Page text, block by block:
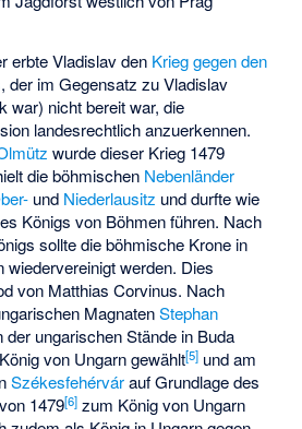
erbte Vladislav den Krieg gegen den
, der im Gegensatz zu Vladislav
war) nicht bereit war, die
landesrechtlich anzuerkennen.
wurde dieser Krieg 1479
die böhmischen Nebenländer
und Niederlausitz und durfte wie
Königs von Böhmen führen. Nach
sollte die böhmische Krone in
wiedervereinigt werden. Dies
von Matthias Corvinus. Nach
MagnatenStephan
der ungarischen Stände in Buda
von Ungarn gewählt[5] und am
Székesfehérvárauf Grundlage des
1479[6] zum König von Ungarn